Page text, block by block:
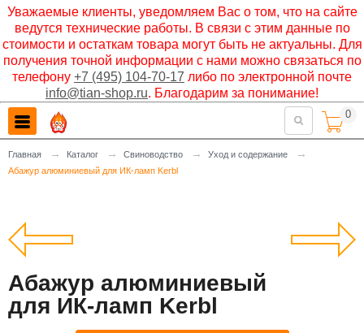
Уважаемые клиенты, уведомляем Вас о том, что на сайте
ведутся технические работы. В связи с этим данные по
стоимости и остаткам товара могут быть не актуальны. Для
получения точной информации с нами можно связаться по
телефону +7 (495) 104-70-17 либо по электронной почте
info@tian-shop.ru. Благодарим за понимание!
 0
Главная → Каталог → Свиноводство → Уход и содержание →
Абажур алюминиевый для ИК-ламп Kerbl
Абажур алюминиевый
для ИК-ламп Kerbl